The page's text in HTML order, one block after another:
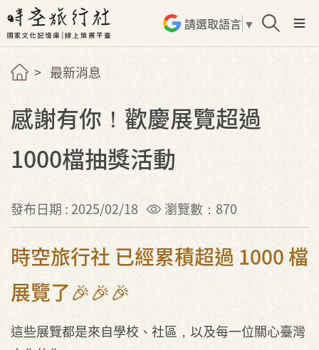
請選取語言 ▼
最新消息
感謝有你！歡慶展覽超過
1000檔抽獎活動
發布日期 : 2025/02/18 瀏覽數：870
時空旅行社 已經累積超過 1000 檔
展覽了🎉🎉🎉
這些展覽都是來自學校、社區，以及每一位關心臺灣